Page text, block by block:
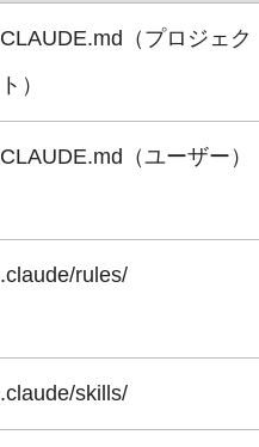
CLAUDE.md（プロジェク
ト）
CLAUDE.md（ユーザー）
.claude/rules/
.claude/skills/